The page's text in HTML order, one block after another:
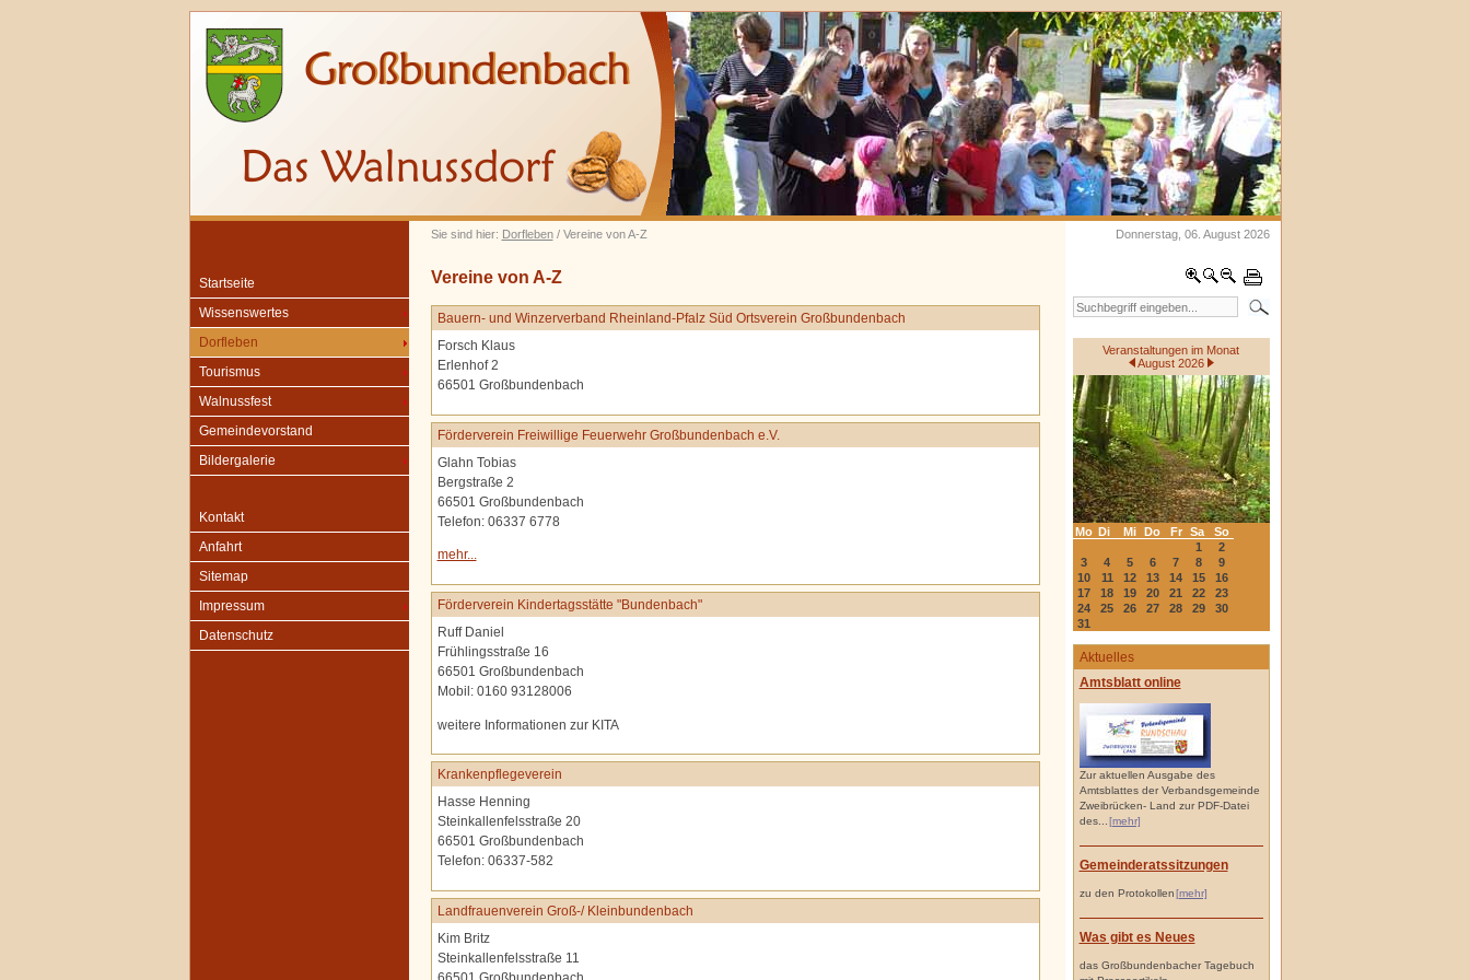
Sie sind hier: Dorfleben/ Vereine von A-Z Donnerstag, 06. August 2026
Startseite
Wissenswertes
Dorfleben
Tourismus
Walnussfest
Gemeindevorstand
Bildergalerie
Kontakt
Anfahrt
Sitemap
Impressum
Datenschutz
Veranstaltungen im Monat
August 2026
Mo Di Mi Do Fr Sa
So
1
2
3
4 5 6 7 8
9
10
11 12 13 14 15
16
17
18 19 20 21 22
23
24
25 26 27 28 29
30
31
Aktuelles
Amtsblatt online
Zur aktuellen Ausgabe des
Amtsblattes der Verbandsgemeinde
Zweibrücken- Land zur PDF-Datei
des...
[mehr]
Gemeinderatssitzungen
zu den Protokollen[mehr]
Was gibt es Neues
das Großbundenbacher Tagebuch
Vereine von A-Z
Bauern- und Winzerverband Rheinland-Pfalz Süd Ortsverein Großbundenbach
Forsch Klaus
Erlenhof 2
66501 Großbundenbach
Förderverein Freiwillige Feuerwehr Großbundenbach e.V.
Glahn Tobias
Bergstraße 2
66501 Großbundenbach
Telefon: 06337 6778
mehr...
Förderverein Kindertagsstätte "Bundenbach"
Ruff Daniel
Frühlingsstraße 16
66501 Großbundenbach
Mobil: 0160 93128006
weitere Informationen zur KITA
Krankenpflegeverein
Hasse Henning
Steinkallenfelsstraße 20
66501 Großbundenbach
Telefon: 06337-582
Landfrauenverein Groß-/ Kleinbundenbach
Kim Britz
Steinkallenfelsstraße 11